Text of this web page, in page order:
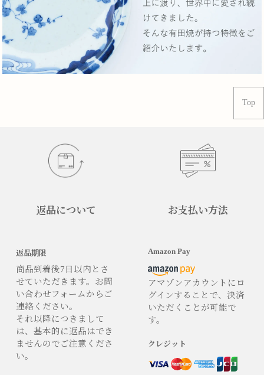
Top
返品について
返品期限
商品到着後7日以内とさ
せていただきます。お問
い合わせフォームからご
連絡ください。
それ以降につきまして
は、基本的に返品はでき
ませんのでご注意くださ
い。
お支払い方法
Amazon Pay
アマゾンアカウントにロ
グインすることで、決済
いただくことが可能で
す。
クレジット